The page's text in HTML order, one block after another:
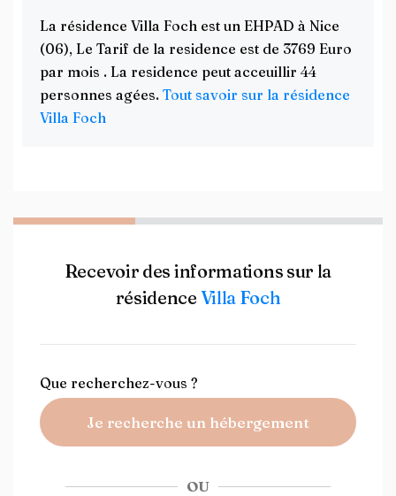
La résidence Villa Foch est un EHPAD à Nice
(06), Le Tarif de la residence est de 3769 Euro
par mois . La residence peut acceuillir 44
personnes agées. Tout savoir sur la résidence
Villa Foch
Recevoir des informations sur la
résidence Villa Foch
Que recherchez-vous ?
Je recherche un hébergement
OU